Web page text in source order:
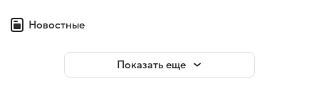
Новостные
Показать еще